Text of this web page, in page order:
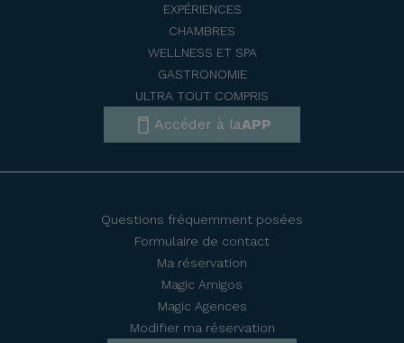
EXPÉRIENCES
CHAMBRES
WELLNESS ET SPA
GASTRONOMIE
ULTRA TOUT COMPRIS
Accéder à laAPP
Questions fréquemment posées
Formulaire de contact
Ma réservation
Magic Amigos
Magic Agences
Modifier ma réservation